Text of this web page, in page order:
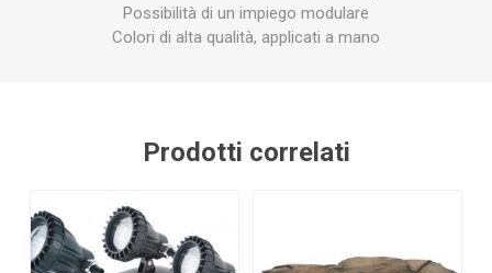
Possibilità di un impiego modulare
Colori di alta qualità, applicati a mano
Prodotti correlati